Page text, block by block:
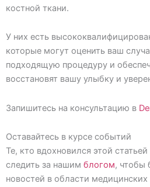
костной ткани.
У них есть
которые могут оценить ваш
подходящую процедуру и
восстановят вашу улыбку и
Запишитесь на консультацию в
Оставайтесь в курсе событий
Те, кто вдохновился этой
следить за нашим блогом, чтобы
новостей в области медицинских